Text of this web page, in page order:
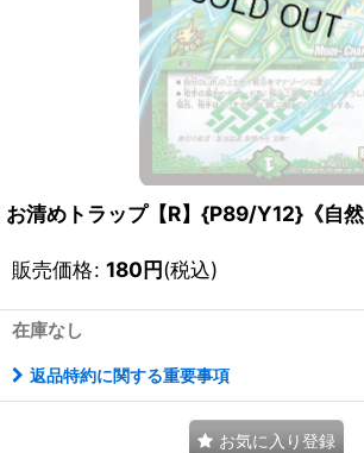
お清めトラップ【R】{P89/Y12}《自然
販売価格: 180円(税込)
在庫なし
返品特約に関する重要事項
お気に入り登録